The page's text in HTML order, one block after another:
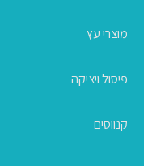
מוצרי עץ
פיסול ויציקה
קנווסים